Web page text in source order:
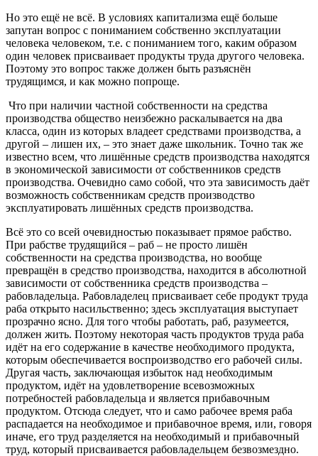
Но это ещё не всё. В условиях капитализма ещё больше
запутан вопрос с пониманием собственно эксплуатации
человека человеком, т.е. с пониманием того, каким образом
один человек присваивает продукты труда другого человека.
Поэтому это вопрос также должен быть разъяснён
трудящимся, и как можно попроще.
Что при наличии частной собственности на средства
производства общество неизбежно раскалывается на два
класса, один из которых владеет средствами производства, а
другой – лишен их, – это знает даже школьник. Точно так же
известно всем, что лишённые средств производства находятся
в экономической зависимости от собственников средств
производства. Очевидно само собой, что эта зависимость даёт
возможность собственникам средств производство
эксплуатировать лишённых средств производства.
Всё это со всей очевидностью показывает прямое рабство.
При рабстве трудящийся – раб – не просто лишён
собственности на средства производства, но вообще
превращён в средство производства, находится в абсолютной
зависимости от собственника средств производства –
рабовладельца. Рабовладелец присваивает себе продукт труда
раба открыто насильственно; здесь эксплуатация выступает
прозрачно ясно. Для того чтобы работать, раб, разумеется,
должен жить. Поэтому некоторая часть продуктов труда раба
идёт на его содержание в качестве необходимого продукта,
которым обеспечивается воспроизводство его рабочей силы.
Другая часть, заключающая избыток над необходимым
продуктом, идёт на удовлетворение всевозможных
потребностей рабовладельца и является прибавочным
продуктом. Отсюда следует, что и само рабочее время раба
распадается на необходимое и прибавочное время, или, говоря
иначе, его труд разделяется на необходимый и прибавочный
труд, который присваивается рабовладельцем безвозмездно.